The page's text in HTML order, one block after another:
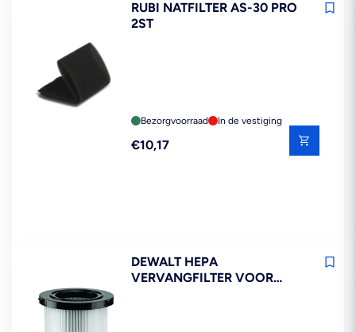
RUBI NATFILTER AS-30 PRO
2ST
Bezorgvoorraad In de vestiging
Reguliere
€10,17
DEWALT HEPA
VERVANGFILTER VOOR